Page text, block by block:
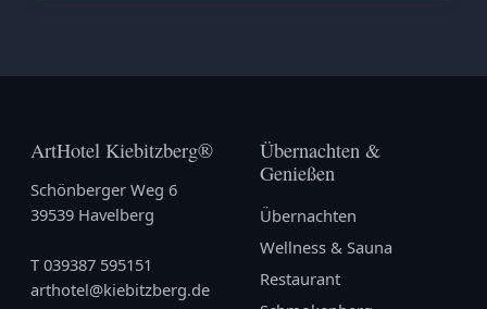
ArtHotel Kiebitzberg®
Schönberger Weg 6
39539 Havelberg
T 039387 595151
arthotel@kiebitzberg.de
Übernachten &
Genießen
Übernachten
Wellness & Sauna
Restaurant